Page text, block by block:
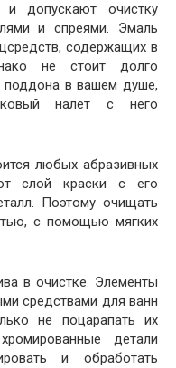
и допускают очистку
и спреями. Эмаль
содержащих в
не стоит долго
поддона в вашем душе,
налёт с него
любых абразивных
слой краски с его
Поэтому очищать
с помощью мягких
в очистке. Элементы
средствами для ванн
не поцарапать их
детали
и обработать